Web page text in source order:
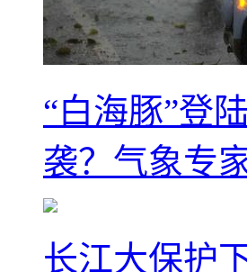
“白海豚”登
袭？气象专
长江大保护